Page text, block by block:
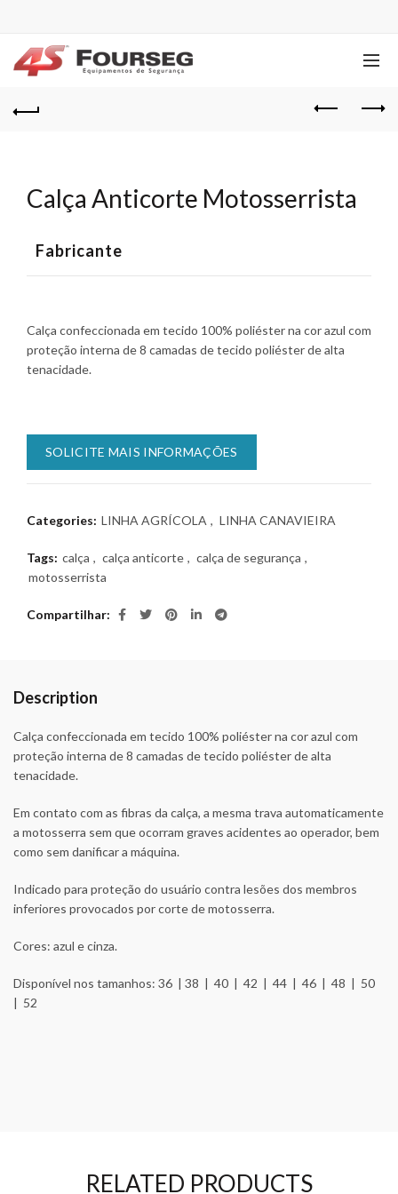
Calça Anticorte Motosserrista
Fabricante
Calça confeccionada em tecido 100% poliéster na cor azul com
proteção interna de 8 camadas de tecido poliéster de alta
tenacidade.
SOLICITE MAIS INFORMAÇÕES
Categories: LINHA AGRÍCOLA , LINHA CANAVIEIRA
Tags: calça , calça anticorte , calça de segurança ,
motosserrista
Compartilhar
Description
Calça confeccionada em tecido 100% poliéster na cor azul com
proteção interna de 8 camadas de tecido poliéster de alta
tenacidade.
Em contato com as fibras da calça, a mesma trava automaticamente
a motosserra sem que ocorram graves acidentes ao operador, bem
como sem danificar a máquina.
Indicado para proteção do usuário contra lesões dos membros
inferiores provocados por corte de motosserra.
Cores: azul e cinza.
Disponível nos tamanhos: 36 | 38 | 40 | 42 | 44 | 46 | 48 | 50
| 52
RELATED PRODUCTS